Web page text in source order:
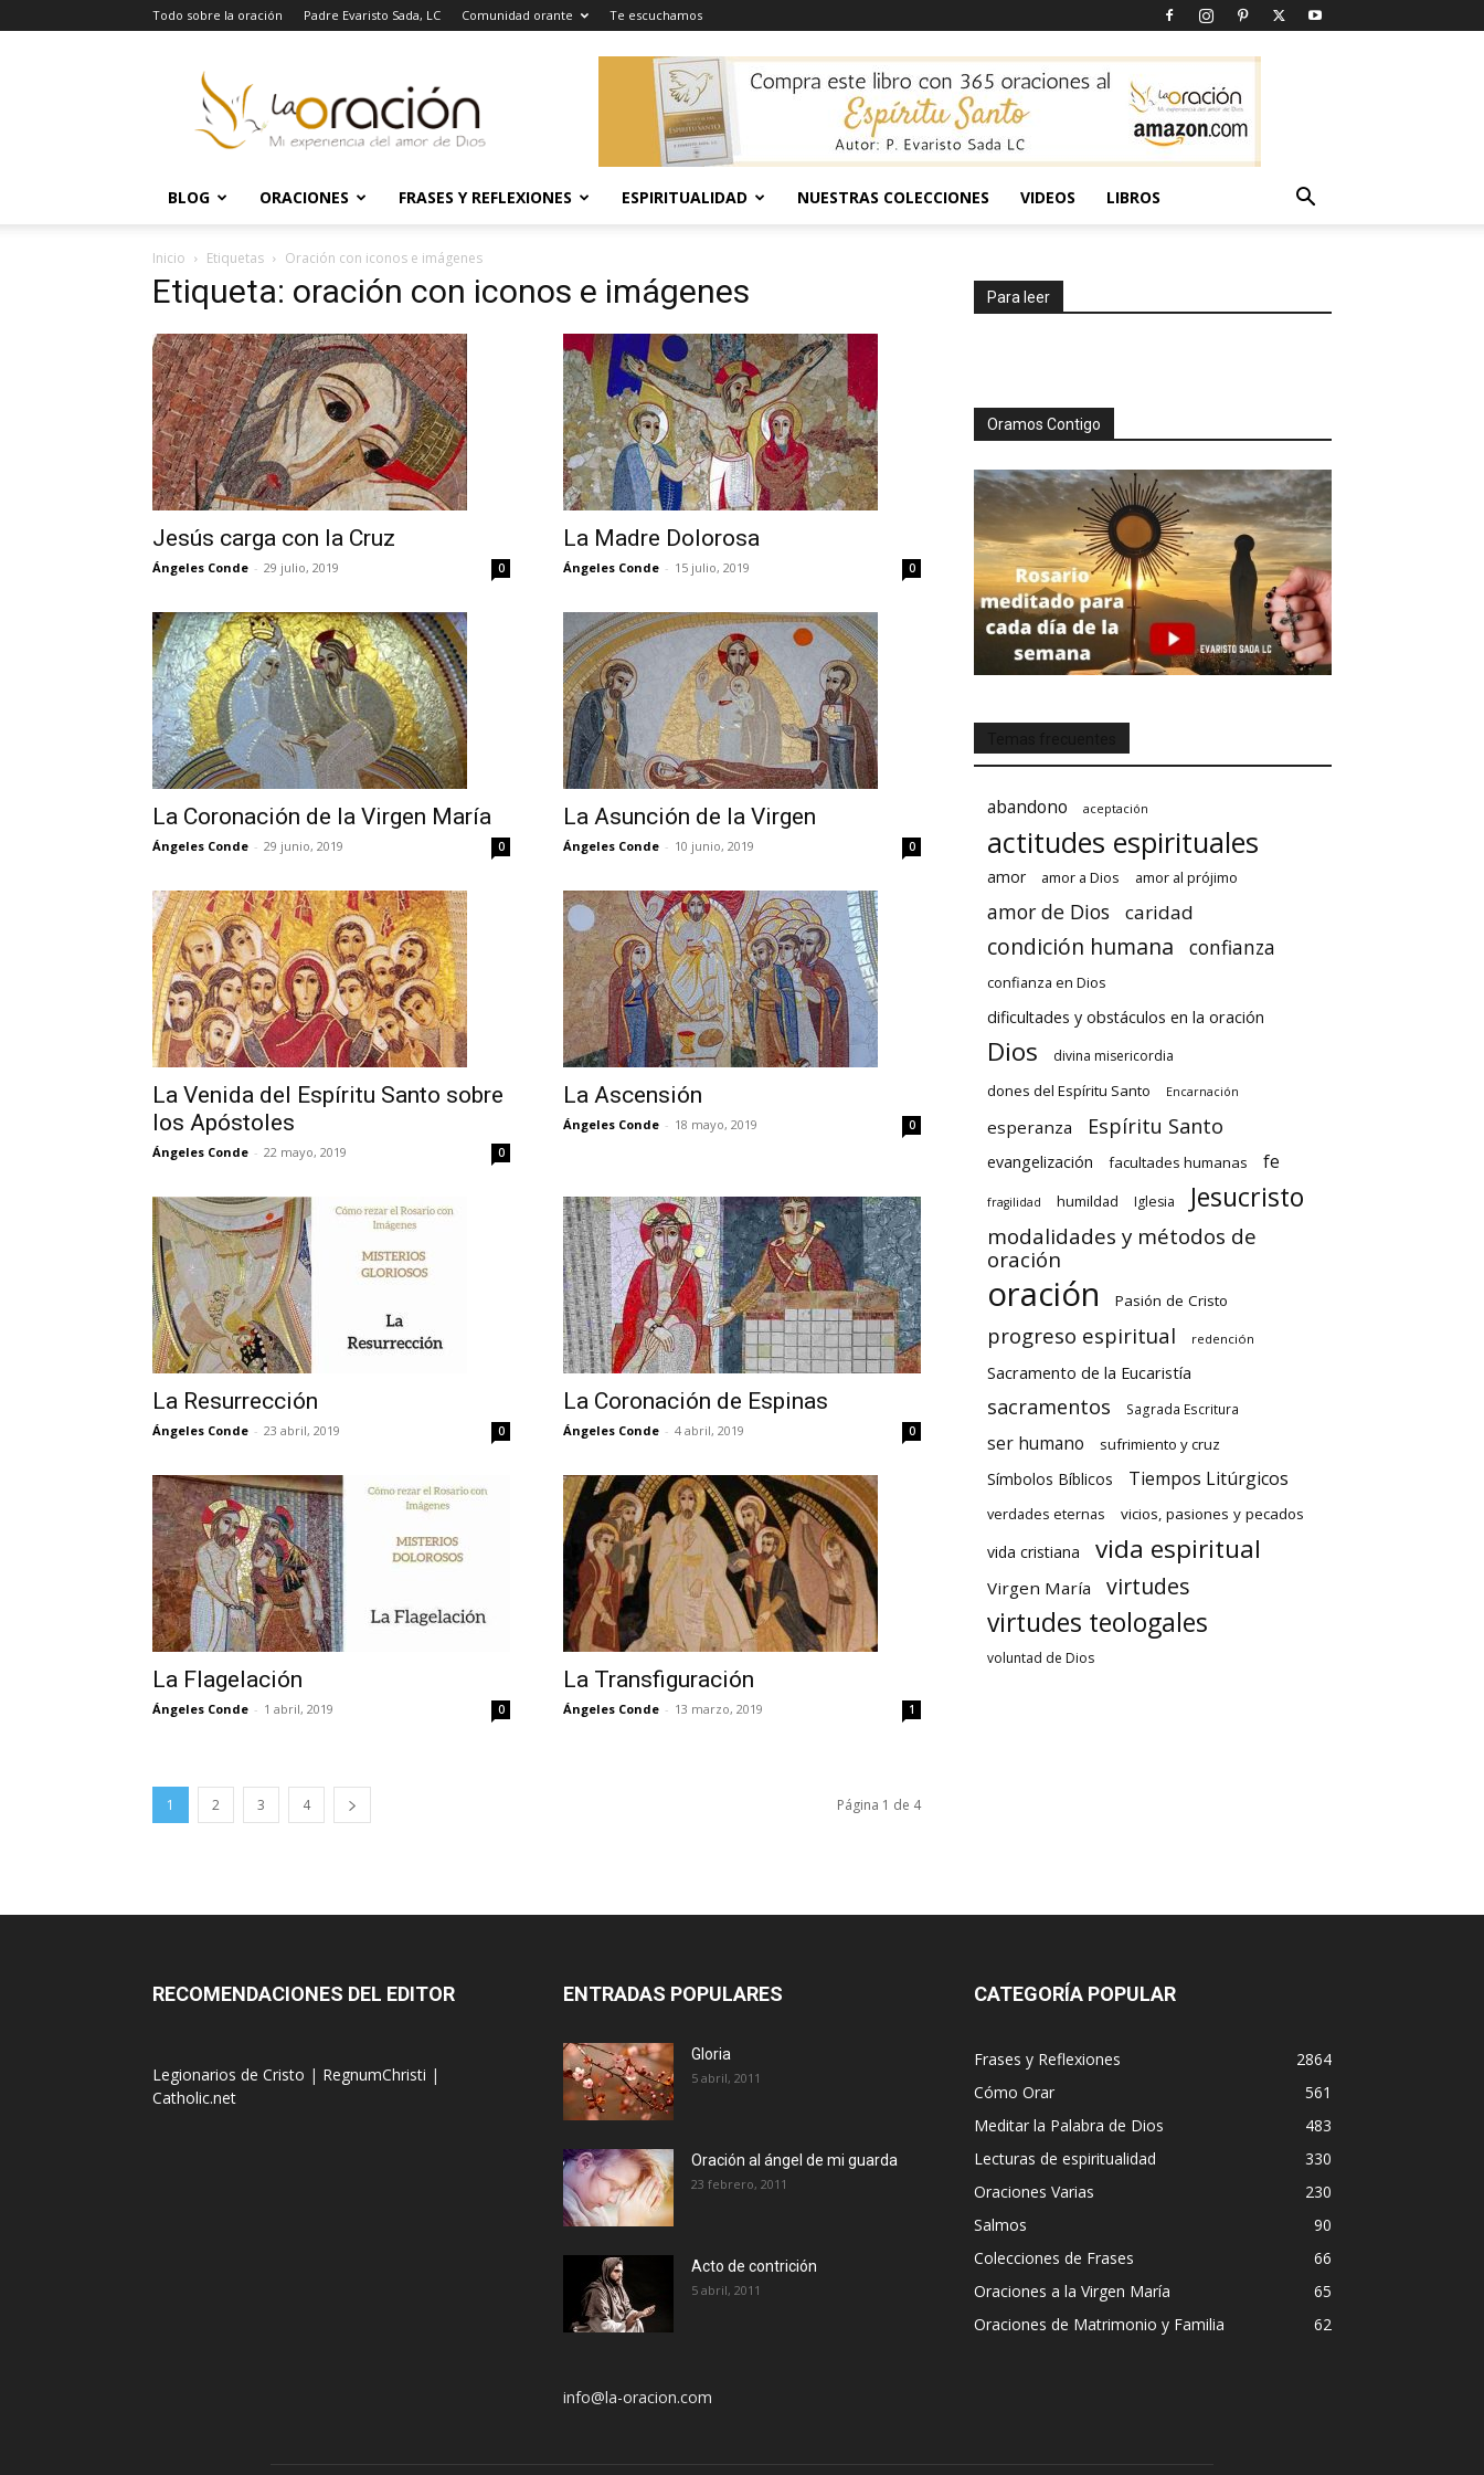
Todo sobre la oración Padre Evaristo Sada, LC Comunidad orante Te escuchamos
Oración
BLOG ORACIONES FRASES Y REFLEXIONES ESPIRITUALIDAD NUESTRAS COLECCIONES VIDEOS LIBROS
Inicio Etiquetas Oración con iconos e imágenes
Etiqueta: oración con iconos e imágenes
Jesús carga con la Cruz
Ángeles Conde - 29 julio, 2019 0
La Madre Dolorosa
Ángeles Conde - 15 julio, 2019 0
La Coronación de la Virgen María
Ángeles Conde - 29 junio, 2019 0
La Asunción de la Virgen
Ángeles Conde - 10 junio, 2019 0
La Venida del Espíritu Santo sobre
los Apóstoles
Ángeles Conde - 22 mayo, 2019 0
La Ascensión
Ángeles Conde - 18 mayo, 2019 0
La Resurrección
Ángeles Conde - 23 abril, 2019 0
La Coronación de Espinas
Ángeles Conde - 4 abril, 2019 0
La Flagelación
Ángeles Conde - 1 abril, 2019 0
La Transfiguración
Ángeles Conde - 13 marzo, 2019 1
1 2 3 4 Página 1 de 4
Para leer
Oramos Contigo
abandono aceptación
actitudes espirituales
amor amor a Dios amor al prójimo
amor de Dios caridad
condición humana confianza
confianza en Dios
dificultades y obstáculos en la oración
Dios divina misericordia
dones del Espíritu Santo Encarnación
esperanza Espíritu Santo
evangelización facultades humanas fe
fragilidad humildad Iglesia Jesucristo
modalidades y métodos de
oración
oración Pasión de Cristo
progreso espiritual redención
Sacramento de la Eucaristía
sacramentos Sagrada Escritura
ser humano sufrimiento y cruz
Símbolos Bíblicos Tiempos Litúrgicos
verdades eternas vicios, pasiones y pecados
vida cristiana vida espiritual
Virgen María virtudes
virtudes teologales
voluntad de Dios
RECOMENDACIONES DEL EDITOR
Legionarios de Cristo | RegnumChristi |
Catholic.net
ENTRADAS POPULARES
Gloria
5 abril, 2011
Oración al ángel de mi guarda
23 febrero, 2011
Acto de contrición
5 abril, 2011
info@la-oracion.com
CATEGORÍA POPULAR
Frases y Reflexiones
2864
Cómo Orar
561
Meditar la Palabra de Dios
483
Lecturas de espiritualidad
330
Oraciones Varias
230
Salmos
90
Colecciones de Frases
66
Oraciones a la Virgen María
65
Oraciones de Matrimonio y Familia
62